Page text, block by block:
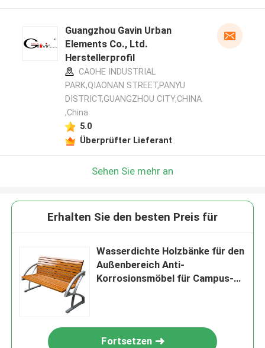
Guangzhou Gavin Urban
Elements Co., Ltd.
Herstellerprofil
CAOHE INDUSTRIAL
PARK,QIAONAN STREET,PANYU
DISTRICT,GUANGZHOU CITY,CHINA
,China
5.0
Überprüfter Lieferant
Sehen Sie mehr an
Erhalten Sie den besten Preis für
Wasserdichte Holzbänke für den
Außenbereich Anti-
Korrosionsmöbel für Campus-
Fortsetzen